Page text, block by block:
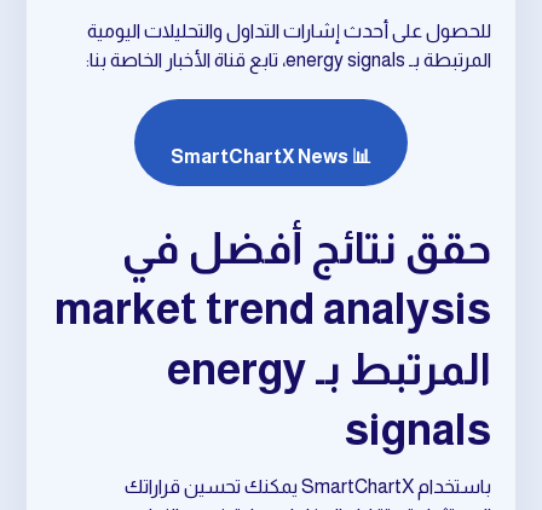
للحصول على أحدث إشارات التداول والتحليلات اليومية
المرتبطة بـ energy signals، تابع قناة الأخبار الخاصة بنا:
📊 SmartChartX News
حقق نتائج أفضل في
market trend analysis
المرتبط بـ energy
signals
باستخدام SmartChartX يمكنك تحسين قراراتك